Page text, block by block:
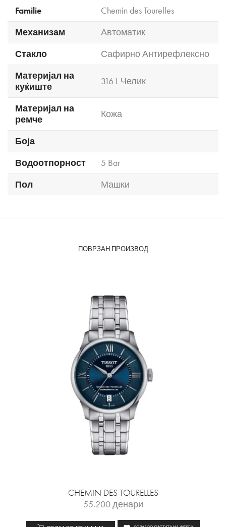
Familie
Chemin des Tourelles
Механизам
Автоматик
Стакло
Сафирно Антирефлексно
Материјал на
куќиште
316 L Челик
Материјал на
ремче
Кожа
Боја
Водоотпорност
5 Bar
Пол
Машки
ПОВРЗАН ПРОИЗВОД
CHEMIN DES TOURELLES
55.200денари